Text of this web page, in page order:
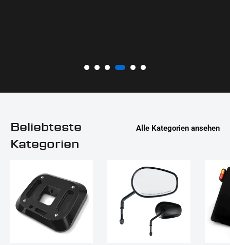
Beliebteste
Kategorien
Alle Kategorien ansehen